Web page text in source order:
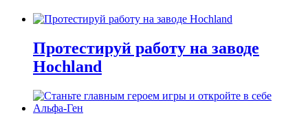
Протестируй работу на заводе
Hochland